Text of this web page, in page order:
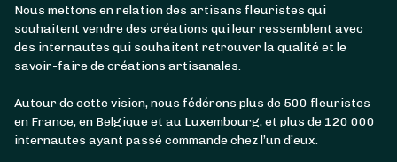
Nous mettons en relation des artisans fleuristes qui
souhaitent vendre des créations qui leur ressemblent avec
des internautes qui souhaitent retrouver la qualité et le
savoir-faire de créations artisanales.
Autour de cette vision, nous fédérons plus de 500 fleuristes
en France, en Belgique et au Luxembourg, et plus de 120 000
internautes ayant passé commande chez l’un d’eux.